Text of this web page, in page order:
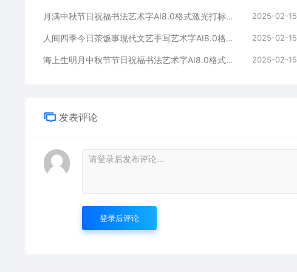
月满中秋节日祝福书法艺术字AI8.0格式激光打标文件通用矢量图 2025-02-15
人间四季今日茶饭事现代文艺手写艺术字AI8.0格式激光打标文件通用矢量图 2025-02-15
海上生明月中秋节节日祝福书法艺术字AI8.0格式激光打标文件通用矢量图 2025-02-15
发表评论
登录后评论